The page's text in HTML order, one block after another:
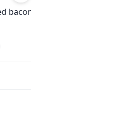
bacon